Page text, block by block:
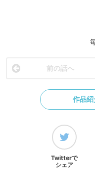
前の話へ
作品
Twitterで
シェア